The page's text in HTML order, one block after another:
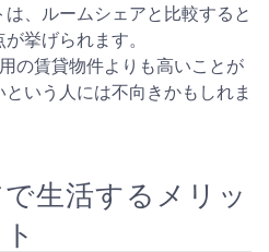
、ルームシェアと比較すると
挙げられます。
の賃貸物件よりも高いことが
いう人には不向きかもしれま
生活するメリッ